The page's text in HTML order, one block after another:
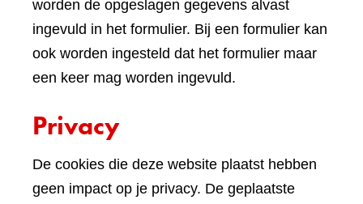
worden de opgeslagen gegevens alvast
ingevuld in het formulier. Bij een formulier kan
ook worden ingesteld dat het formulier maar
een keer mag worden ingevuld.
Privacy
De cookies die deze website plaatst hebben
geen impact op je privacy. De geplaatste